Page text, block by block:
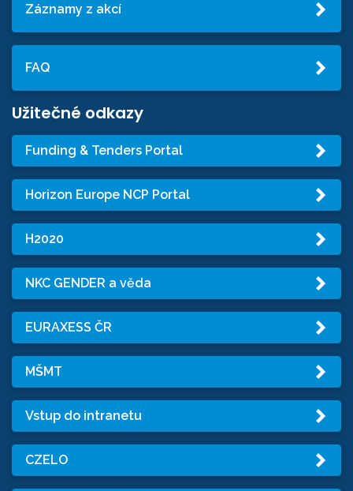
Záznamy z akcí
FAQ
Užitečné odkazy
Funding & Tenders Portal
Horizon Europe NCP Portal
H2020
NKC GENDER a věda
EURAXESS ČR
MŠMT
Vstup do intranetu
CZELO